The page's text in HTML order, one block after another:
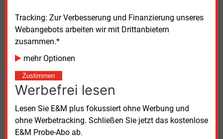
Tracking: Zur Verbesserung und Finanzierung unseres
Webangebots arbeiten wir mit Drittanbietern
zusammen.*
mehr Optionen
Zustimmen
Werbefrei lesen
Lesen Sie E&M plus fokussiert ohne Werbung und
ohne Werbetracking. Schließen Sie jetzt das kostenlose
E&M Probe-Abo ab.
Verteilnetzbetreiber in den vergangenen Jahren
umgesetzt habe. Die Realisierung des
Netzanschlusses erfolgt nach Angaben des
Unternehmens gemeinsam mit Siemens Energy. Der
Fertigstellung ist für Ende 2026 vorgesehen.
Unternehmen den Umfang der lokalen Bauleistungen.
Dazu zählen Tiefbauarbeiten, das Verlegen von mehr